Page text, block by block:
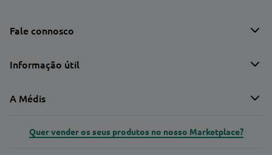
Fale connosco
Informação útil
A Médis
Quer vender os seus produtos no nosso Marketplace?